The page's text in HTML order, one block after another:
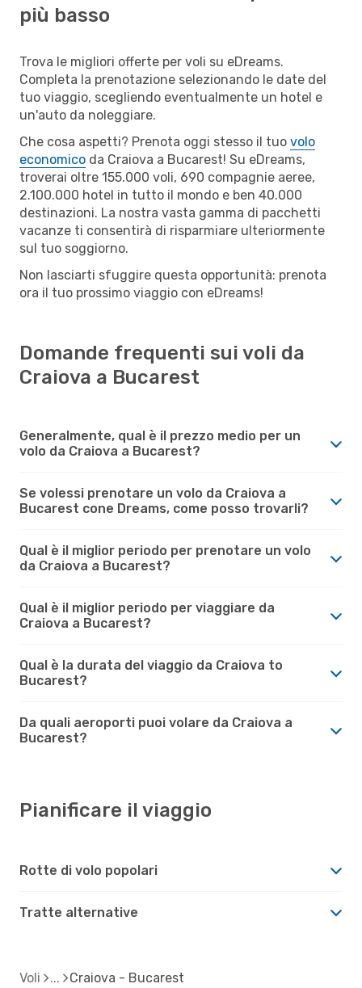
più basso
Trova le migliori offerte per voli su eDreams.
Completa la prenotazione selezionando le date del
tuo viaggio, scegliendo eventualmente un hotel e
un'auto da noleggiare.
Che cosa aspetti? Prenota oggi stesso il tuo volo
economico da Craiova a Bucarest! Su eDreams,
troverai oltre 155.000 voli, 690 compagnie aeree,
2.100.000 hotel in tutto il mondo e ben 40.000
destinazioni. La nostra vasta gamma di pacchetti
vacanze ti consentirà di risparmiare ulteriormente
sul tuo soggiorno.
Non lasciarti sfuggire questa opportunità: prenota
ora il tuo prossimo viaggio con eDreams!
Domande frequenti sui voli da
Craiova a Bucarest
Generalmente, qual è il prezzo medio per un
volo da Craiova a Bucarest?
Se volessi prenotare un volo da Craiova a
Bucarest cone Dreams, come posso trovarli?
Qual è il miglior periodo per prenotare un volo
da Craiova a Bucarest?
Qual è il miglior periodo per viaggiare da
Craiova a Bucarest?
Qual è la durata del viaggio da Craiova to
Bucarest?
Da quali aeroporti puoi volare da Craiova a
Bucarest?
Pianificare il viaggio
Rotte di volo popolari
Tratte alternative
Voli Craiova - Bucarest